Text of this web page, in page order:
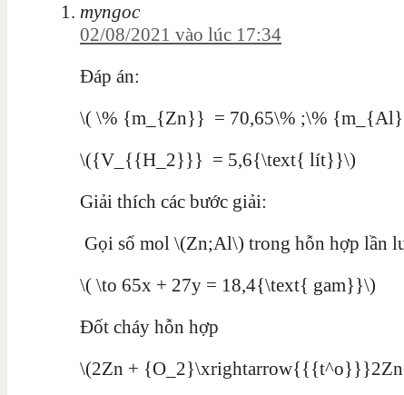
myngoc
02/08/2021 vào lúc 17:34
Đáp án:
\( \% {m_{Zn}} = 70,65\% ;\%
\({V_{{H_2}}} = 5,6{\text{ lít}}\)
Giải thích các bước giải:
Gọi số mol \(Zn;Al\) trong hỗn hợp lần
\( \to 65x + 27y = 18,4{\text{ gam}}\)
Đốt cháy hỗn hợp
\(2Zn +